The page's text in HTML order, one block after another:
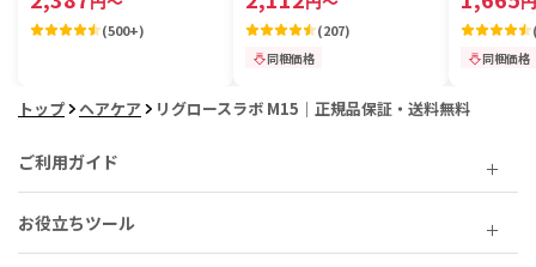
(500+) (207)
同梱価格 同梱価格
トップ ヘアケア リグロースラボ M15｜正規品保証・送料無料
ご利用ガイド
お役立ちツール